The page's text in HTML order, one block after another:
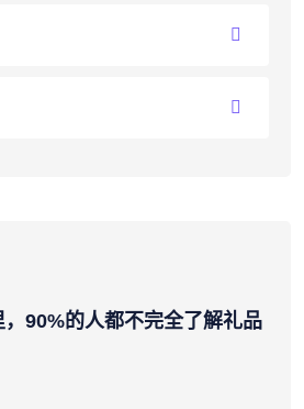
90%的人都不完全了解礼品